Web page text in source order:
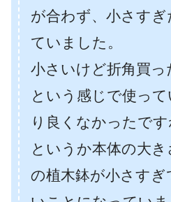
が合わず、小さすぎ
ていました。
小さいけど折角買
という感じで使っ
り良くなかったです
というか本体の大
の植木鉢が小さす